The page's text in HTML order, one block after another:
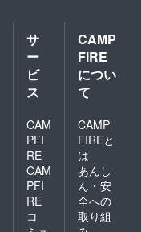
サ
ー
ビ
ス
CAM
PFI
RE
CAM
PFI
RE
コ
CAMP
FIRE
につい
て
CAMP
FIREと
は
あんし
ん・安
全への
取り組